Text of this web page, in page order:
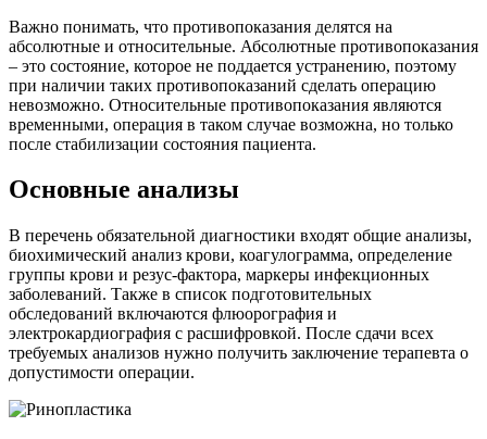
Важно понимать, что противопоказания делятся на
абсолютные и относительные. Абсолютные противопоказания
– это состояние, которое не поддается устранению, поэтому
при наличии таких противопоказаний сделать операцию
невозможно. Относительные противопоказания являются
временными, операция в таком случае возможна, но только
после стабилизации состояния пациента.
Основные анализы
В перечень обязательной диагностики входят общие анализы,
биохимический анализ крови, коагулограмма, определение
группы крови и резус-фактора, маркеры инфекционных
заболеваний. Также в список подготовительных
обследований включаются флюорография и
электрокардиография с расшифровкой. После сдачи всех
требуемых анализов нужно получить заключение терапевта о
допустимости операции.